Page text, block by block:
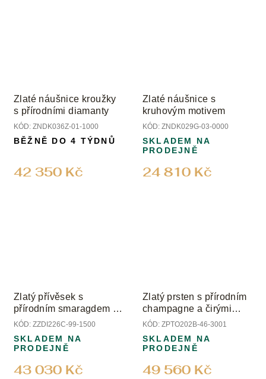
Zlaté náušnice kroužky
s přírodními diamanty
KÓD: ZNDK036Z-01-1000
42 350 Kč
BĚŽNĚ DO 4 TÝDNŮ
Zlaté náušnice s
kruhovým motivem
KÓD: ZNDK029G-03-0000
24 810 Kč
SKLADEM NA
PRODEJNĚ
Zlatý přívěsek s
přírodním smaragdem a
přírodními diamanty
KÓD: ZZDI226C-99-1500
43 030 Kč
SKLADEM NA
PRODEJNĚ
Zlatý prsten s přírodním
champagne a čirými
diamanty
KÓD: ZPTO202B-46-3001
49 560 Kč
SKLADEM NA
PRODEJNĚ